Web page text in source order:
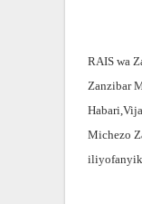
RAIS wa
Zanzibar
Michezo